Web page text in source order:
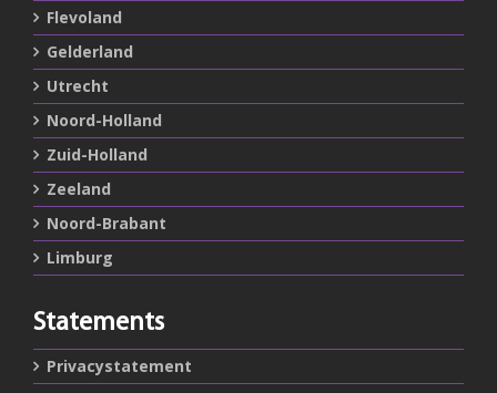
Flevoland
Gelderland
Utrecht
Noord-Holland
Zuid-Holland
Zeeland
Noord-Brabant
Limburg
Statements
Privacystatement